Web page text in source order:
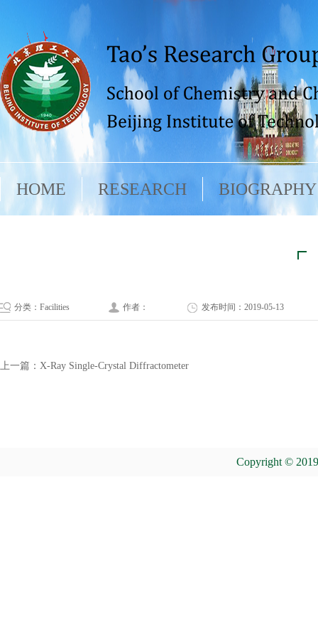
HOME RESEARCH BIOGRAPHY
分类：Facilities 作者： 发布时间：2019-05-13
上一篇： X-Ray Single-Crystal Diffractometer
Copyright ©